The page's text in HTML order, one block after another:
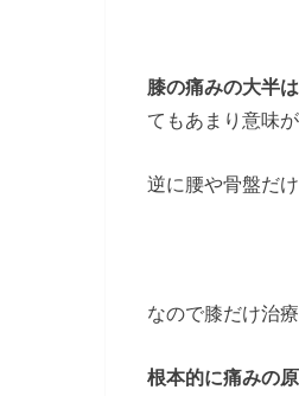
膝の痛みの大半は
てもあまり意味
逆に腰や骨盤だ
なので膝だけ治
根本的に痛みの